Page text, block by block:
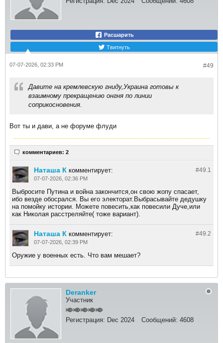
Расшарить
Твитнуть
#49
07-07-2026, 02:33 PM
Давите на кремлевскую гниду,Украина готовы к
взаимному прекращению онгня по линии
соприкосновения.
Вот ты и дави, а не форуме флуди
комментариев: 2
#49.1
Наташа К комментирует:
07-07-2026, 02:36 PM
Выбросите Путина и война закончится,он свою жопу спасает,
ибо везде обосрался. Вы его электорат.Выбрасывайте дедушку
на помойку истории. Можете повесить,как повесили Дуче,или
как Николая расстреляйте( тоже вариант).
#49.2
Наташа К комментирует:
07-07-2026, 02:39 PM
Оружие у военных есть. Что вам мешает?
Deranker
Участник
Регистрация: Dec 2024 Сообщений: 4608